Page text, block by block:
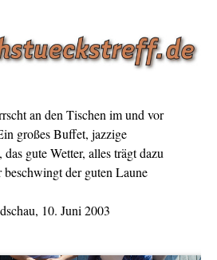
an den Tischen im und vor
großes Buffet, jazzige
gute Wetter, alles trägt dazu
beschwingt der guten Laune
10. Juni 2003